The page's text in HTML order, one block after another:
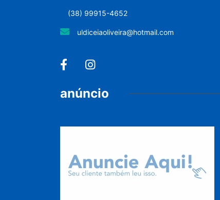
(38) 99915-4652
uldiceiaoliveira@hotmail.com
anúncio